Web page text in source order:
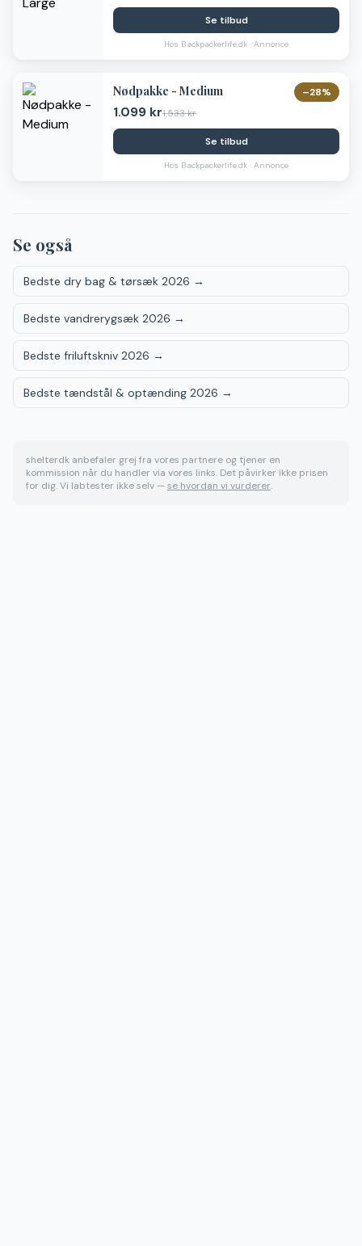
Se tilbud
Hos Backpackerlife.dk · Annonce
–28%
Nødpakke - Medium
1.099 kr1.533 kr
Se tilbud
Hos Backpackerlife.dk · Annonce
Se også
Bedste dry bag & tørsæk 2026 →
Bedste vandrerygsæk 2026 →
Bedste friluftskniv 2026 →
Bedste tændstål & optænding 2026 →
shelterdk anbefaler grej fra vores partnere og tjener en
kommission når du handler via vores links. Det påvirker ikke prisen
for dig. Vi labtester ikke selv —se hvordan vi vurderer.